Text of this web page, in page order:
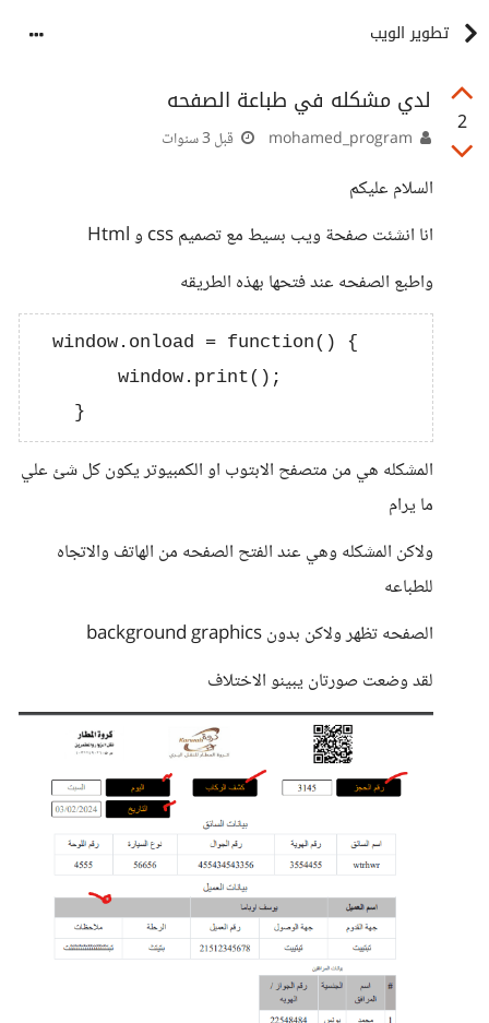
تطوير الويب
2
لدي مشكله في طباعة الصفحه
قبل 3 سنوات
السلام عليكم
انا انشئت صفحة ويب بسيط مع تصميم css و Html
واطبع الصفحه عند فتحها بهذه الطريقه
window.onload = function() {
window.print();
المشكله هي من متصفح الابتوب او الكمبيوتر يكون كل شئ علي
ما يرام
ولاكن المشكله وهي عند الفتح الصفحه من الهاتف والاتجاه
للطباعه
الصفحه تظهر ولاكن بدون background graphics
لقد وضعت صورتان يبينو الاختلاف